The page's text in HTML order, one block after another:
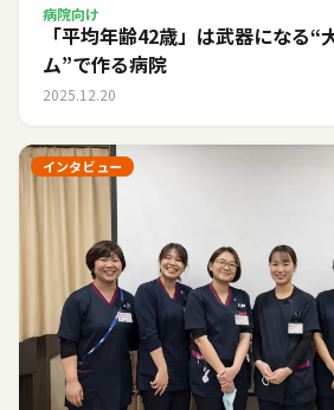
病院向け
「平均年齢42歳」は武器になる
ム”で作る病院
2025.12.20
インタビュー